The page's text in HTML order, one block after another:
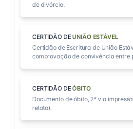
de divórcio.
CERTIDÃO DEUNIÃO ESTÁVEL
Certidão de Escritura de União
comprovação de convivência entre
CERTIDÃO DEÓBITO
Documento de óbito, 2ª via
relato).